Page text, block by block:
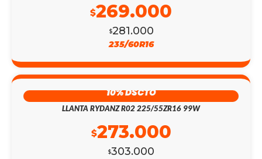
$281.000
$269.000
235/60R16
10% DSCTO
LLANTA RYDANZ R02 225/55ZR16 99W
$303.000
$273.000